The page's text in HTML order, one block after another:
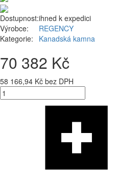
Dostupnost:ihned k expedici
Výrobce:
REGENCY
Kategorie:
Kanadská kamna
70 382 Kč
58 166,94 Kč bez DPH